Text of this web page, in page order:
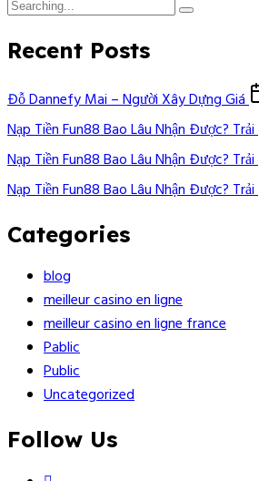
Recent Posts
Đỗ Dannefy Mai – Người Xây Dựng Giá
Nạp Tiền Fun88 Bao Lâu Nhận Được? Trải
Nạp Tiền Fun88 Bao Lâu Nhận Được? Trải
Nạp Tiền Fun88 Bao Lâu Nhận Được? Trải
Categories
blog
meilleur casino en ligne
meilleur casino en ligne france
Pablic
Public
Uncategorized
Follow Us